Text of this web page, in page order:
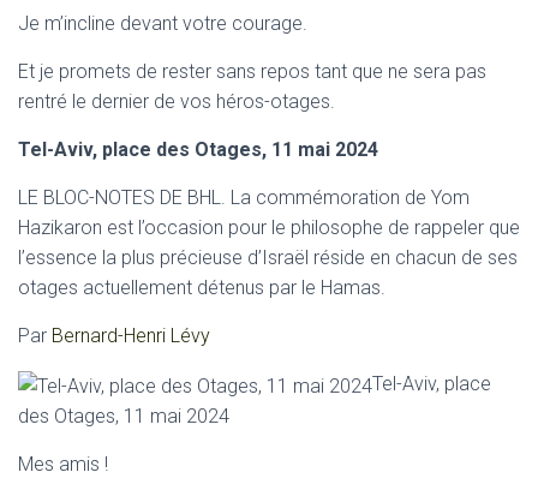
Je m’incline devant votre courage.
Et je promets de rester sans repos tant que ne sera pas
rentré le dernier de vos héros-otages.
Tel-Aviv, place des Otages, 11 mai 2024
LE BLOC-NOTES DE BHL. La commémoration de Yom
Hazikaron est l’occasion pour le philosophe de rappeler que
l’essence la plus précieuse d’Israël réside en chacun de ses
otages actuellement détenus par le Hamas.
Par Bernard-Henri Lévy
Tel-Aviv, place
des Otages, 11 mai 2024
Mes amis !